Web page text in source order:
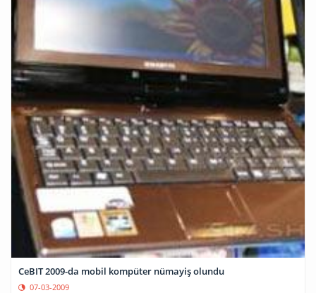
CeBIT 2009-da mobil kompüter nümayiş olundu
07-03-2009